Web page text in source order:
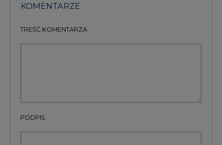
KOMENTARZE
TREŚĆ KOMENTARZA
PODPIS